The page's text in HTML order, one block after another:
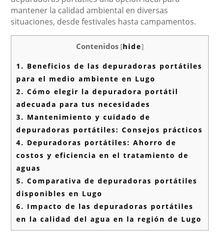
mantener la calidad ambiental en diversas
situaciones, desde festivales hasta campamentos.
Contenidos [hide]
1. Beneficios de las depuradoras portátiles
para el medio ambiente en Lugo
2. Cómo elegir la depuradora portátil
adecuada para tus necesidades
3. Mantenimiento y cuidado de
depuradoras portátiles: Consejos prácticos
4. Depuradoras portátiles: Ahorro de
costos y eficiencia en el tratamiento de
aguas
5. Comparativa de depuradoras portátiles
disponibles en Lugo
6. Impacto de las depuradoras portátiles
en la calidad del agua en la región de Lugo